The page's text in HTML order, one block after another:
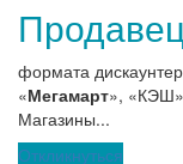
формата
«Мегамарт»,
Магазины...
Откликнуться